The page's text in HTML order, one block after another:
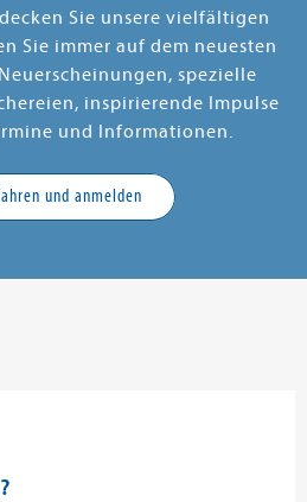
Sie unsere vielfältigen
Sie immer auf dem neuesten
spezielle
inspirierende Impulse
und Informationen.
und anmelden